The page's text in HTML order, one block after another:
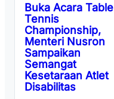
Buka Acara Table
Tennis
Championship,
Menteri Nusron
Sampaikan
Semangat
Kesetaraan Atlet
Disabilitas